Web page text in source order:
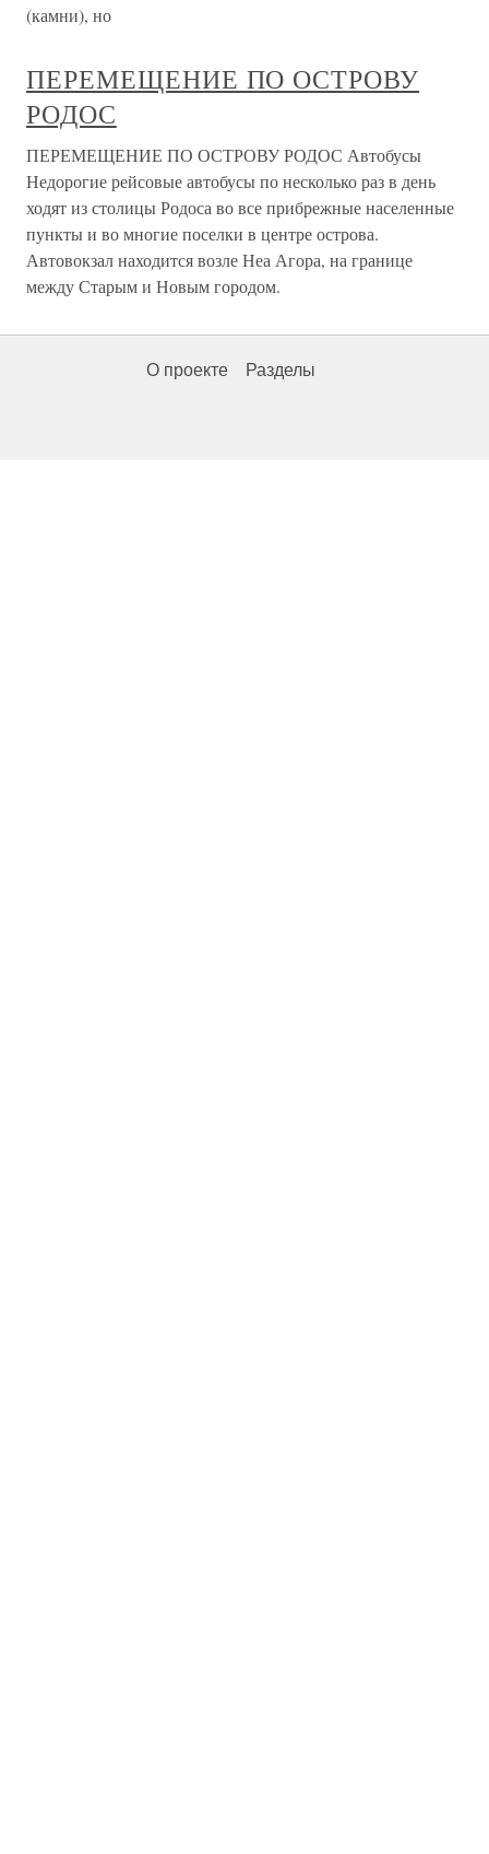
(камни), но
ПЕРЕМЕЩЕНИЕ ПО ОСТРОВУ
РОДОС
ПЕРЕМЕЩЕНИЕ ПО ОСТРОВУ РОДОС Автобусы
Недорогие рейсовые автобусы по несколько раз в день
ходят из столицы Родоса во все прибрежные населенные
пункты и во многие поселки в центре острова.
Автовокзал находится возле Неа Агора, на границе
между Старым и Новым городом.
О проекте Разделы